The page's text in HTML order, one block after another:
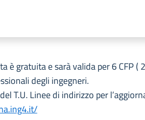
è gratuita e sarà valida per 6 CFP
degli ingegneri.
T.U. Linee di indirizzo per